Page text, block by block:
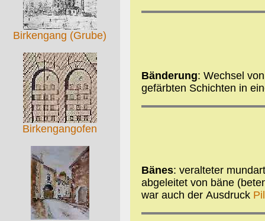
Birkengang (Grube)
Birkengangofen
Bänderung: Wechsel
gefärbten Schichten in
Bänes: veralteter
abgeleitet von bäne
war auch der Ausdruck